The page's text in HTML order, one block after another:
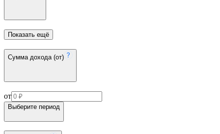
Показать ещё
Сумма дохода (от)
от
Выберите период